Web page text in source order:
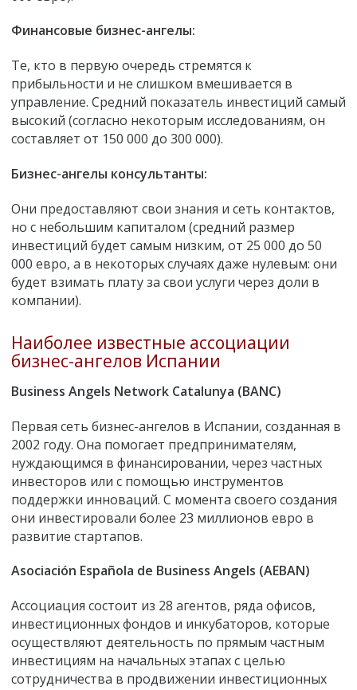
Финансовые бизнес-ангелы:
Те, кто в первую очередь стремятся к
прибыльности и не слишком вмешивается в
управление. Средний показатель инвестиций самый
высокий (согласно некоторым исследованиям, он
составляет от 150 000 до 300 000).
Бизнес-ангелы консультанты:
Они предоставляют свои знания и сеть контактов,
но с небольшим капиталом (средний размер
инвестиций будет самым низким, от 25 000 до 50
000 евро, а в некоторых случаях даже нулевым: они
будет взимать плату за свои услуги через доли в
компании).
Наиболее известные ассоциации
бизнес-ангелов Испании
Business Angels Network Catalunya (BANC)
Первая сеть бизнес-ангелов в Испании, созданная в
2002 году. Она помогает предпринимателям,
нуждающимся в финансировании, через частных
инвесторов или с помощью инструментов
поддержки инноваций. С момента своего создания
они инвестировали более 23 миллионов евро в
развитие стартапов.
Asociación Española de Business Angels (AEBAN)
Ассоциация состоит из 28 агентов, ряда офисов,
инвестиционных фондов и инкубаторов, которые
осуществляют деятельность по прямым частным
инвестициям на начальных этапах с целью
сотрудничества в продвижении инвестиционных